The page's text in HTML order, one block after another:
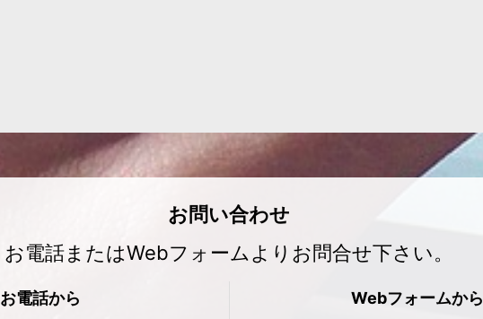
お問い合わせ
お電話またはWebフォームよりお問合せ下さい。
お電話から Webフォームから